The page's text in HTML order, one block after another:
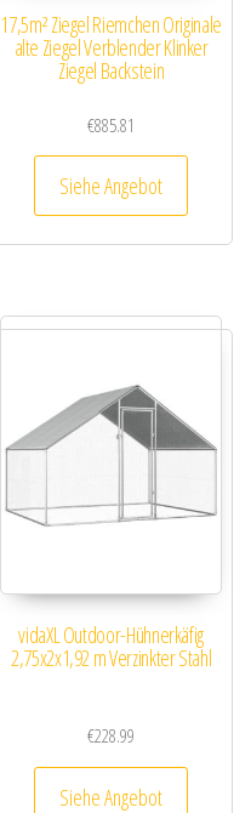
17,5m² Ziegel Riemchen Originale
alte Ziegel Verblender Klinker
Ziegel Backstein
€885.81
Siehe Angebot
vidaXL Outdoor-Hühnerkäfig
2,75x2x1,92 m Verzinkter Stahl
€228.99
Siehe Angebot